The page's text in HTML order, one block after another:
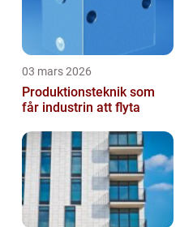
03 mars 2026
Produktionsteknik som
får industrin att flyta